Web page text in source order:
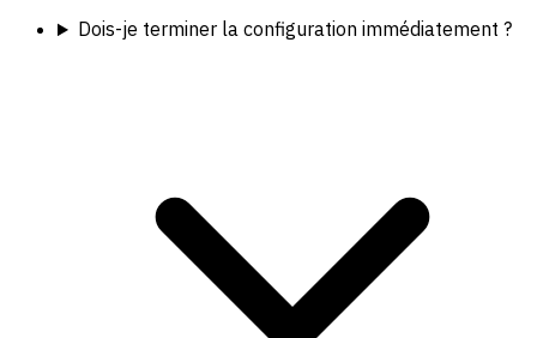
Dois-je terminer la configuration immédiatement ?